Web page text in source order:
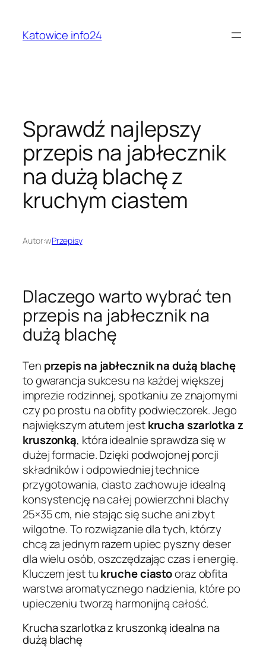
treściKatowice info24
Sprawdź najlepszy
przepis na jabłecznik
na dużą blachę z
kruchym ciastem
Autor:wPrzepisy
Dlaczego warto wybrać ten
przepis na jabłecznik na
dużą blachę
Ten przepis na jabłecznik na dużą blachę
to gwarancja sukcesu na każdej większej
imprezie rodzinnej, spotkaniu ze znajomymi
czy po prostu na obfity podwieczorek. Jego
największym atutem jestkrucha szarlotka z
kruszonką, która idealnie sprawdza się w
dużej formacie. Dzięki podwojonej porcji
składników i odpowiedniej technice
przygotowania, ciasto zachowuje idealną
konsystencję na całej powierzchni blachy
25×35 cm, nie stając się suche ani zbyt
wilgotne. To rozwiązanie dla tych, którzy
chcą za jednym razem upiec pyszny deser
dla wielu osób, oszczędzając czas i energię.
Kluczem jest tukruche ciastooraz obfita
warstwa aromatycznego nadzienia, które po
upieczeniu tworzą harmonijną całość.
Krucha szarlotka z kruszonką idealna na
dużą blachę